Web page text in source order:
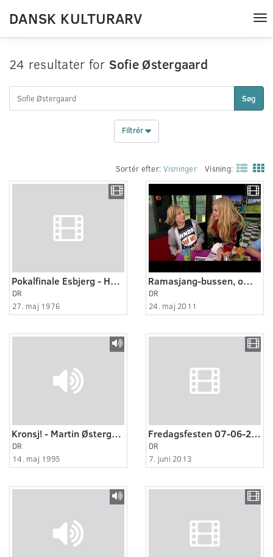
DANSK KULTURARV
24 resultater for Sofie Østergaard
Søg
Filtrér
Sortér efter: Visninger Visning:
Pokalfinale Esbjerg - Holbæk.
DR
27. maj 1976
Ramasjang-bussen, om demokrati
DR
24. maj 2011
Kronsj! - Martin Østergaard.
DR
14. maj 1995
Fredagsfesten 07-06-2013
DR
7. juni 2013